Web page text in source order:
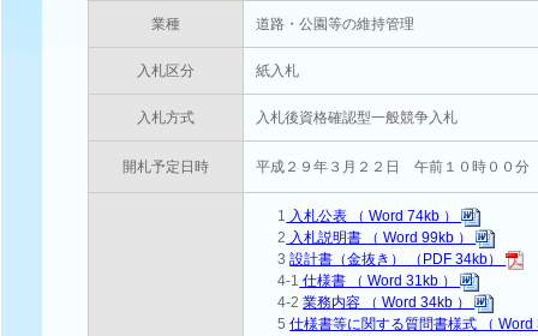
業種 道路・公園等の維持管理
入札区分 紙入札
入札方式 入札後資格確認型一般競争入札
開札予定日時 平成２９年３月２２日 午前１０時００分
1 入札公表 （ Word 74kb ）
2 入札説明書 （ Word 99kb ）
3設計書（金抜き） （PDF 34kb）
4-1 仕様書 （ Word 31kb ）
4-2業務内容 （ Word 34kb ）
5仕様書等に関する質問書様式 （ Word